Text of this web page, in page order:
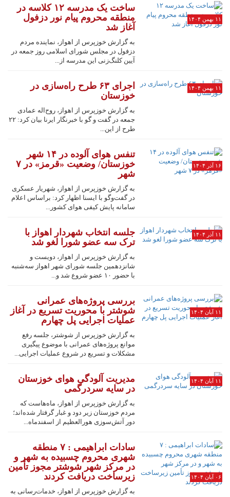
۱۱ بهمن ۱۴۰۴
ساخت یک مدرسه ۱۲ کلاسه در
منطقه محروم پیام نور دزفول
آغاز شد
به گزارش خوزپرس از اهواز، نماینده مردم
دزفول در مجلس شورای اسلامی روز جمعه در
آیین کلنگ‌زنی این مدرسه از...
۱۱ بهمن ۱۴۰۴
اجرای ۶۳ طرح راه‌سازی در
خوزستان
به گزارش خوزپرس از اهواز، روح‌اله عمادی
جمعه در گفت و گو با خبرنگار ایرنا بیان کرد: ۲۲
طرح از این...
۱۶ آذر ۱۴۰۴
تنفس هوای آلوده در ۱۴ شهر
خوزستان/ وضعیت «قرمز» در ۷
شهر
به گزارش خوزپرس از اهواز، شهریار عسکری
در گفت‌وگو با ایسنا اظهار کرد: براساس اعلام
سامانه پایش کیفی هوای کشور...
۱۱ آذر ۱۴۰۴
جلسه انتخاب شهردار اهواز با
ترک سه عضو شورا لغو شد
به گزارش خوزپرس از اهواز، دویست و
شانزدهمین جلسه شورای شهر اهواز سه‌شنبه
با حضور ۱۰ عضو شروع شد و...
۱۱ آبان ۱۴۰۴
بررسی پروژه‌های عمرانی
شوشتر با محوریت تسریع در آغاز
عملیات اجرایی پل چهارم
به گزارش خوزپرس از شوشتر، جلسه رفع
موانع پروژه‌های عمرانی با موضوع پیگیری
مشکلات و تسریع در شروع عملیات اجرایی...
۱۱ آبان ۱۴۰۴
مدیریت آلودگی هوای خوزستان
در سایه سردرگمی
به گزارش خوزپرس از اهواز، ماه‌هاست که
مردم خوزستان زیر دود و غبار گرفتار شده‌اند؛
دور آتش‌سوزی هورالعظیم از اسفندماه...
۰۶ آبان ۱۴۰۴
سادات ابراهیمی : ۷ منطقه
شهری محروم چسبیده به شهر و
در مرکز شهر شوشتر مجوز تأمین
زیرساخت دریافت کردند
به گزارش خوزپرس از اهواز، خدمات‌رسانی به